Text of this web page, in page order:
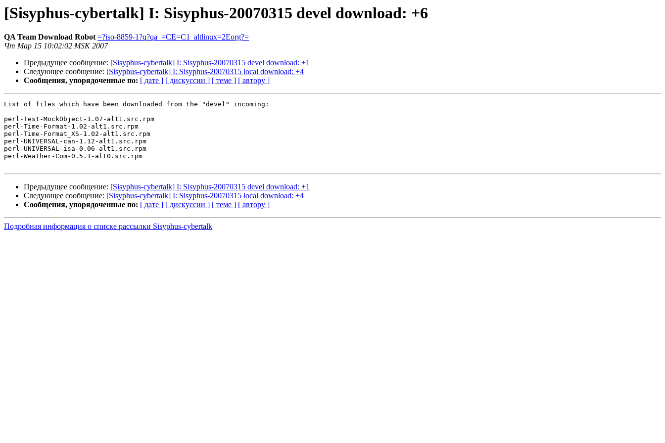
[Sisyphus-cybertalk] I: Sisyphus-20070315 devel download: +6
QA Team Download Robot =?iso-8859-1?q?qa_=CE=C1_altlinux=2Eorg?=
Чт Мар 15 10:02:02 MSK 2007
Предыдущее сообщение: [Sisyphus-cybertalk] I: Sisyphus-20070315 devel download: +1
Следующее сообщение: [Sisyphus-cybertalk] I: Sisyphus-20070315 local download: +4
Сообщения, упорядоченные по: [ дате ] [ дискуссии ] [ теме ] [ автору ]
List of files which have been downloaded from the "devel" incoming:
perl-Test-MockObject-1.07-alt1.src.rpm
perl-Time-Format-1.02-alt1.src.rpm
perl-Time-Format_XS-1.02-alt1.src.rpm
perl-UNIVERSAL-can-1.12-alt1.src.rpm
perl-UNIVERSAL-isa-0.06-alt1.src.rpm
perl-Weather-Com-0.5.1-alt0.src.rpm
Предыдущее сообщение: [Sisyphus-cybertalk] I: Sisyphus-20070315 devel download: +1
Следующее сообщение: [Sisyphus-cybertalk] I: Sisyphus-20070315 local download: +4
Сообщения, упорядоченные по: [ дате ] [ дискуссии ] [ теме ] [ автору ]
Подробная информация о списке рассылки Sisyphus-cybertalk